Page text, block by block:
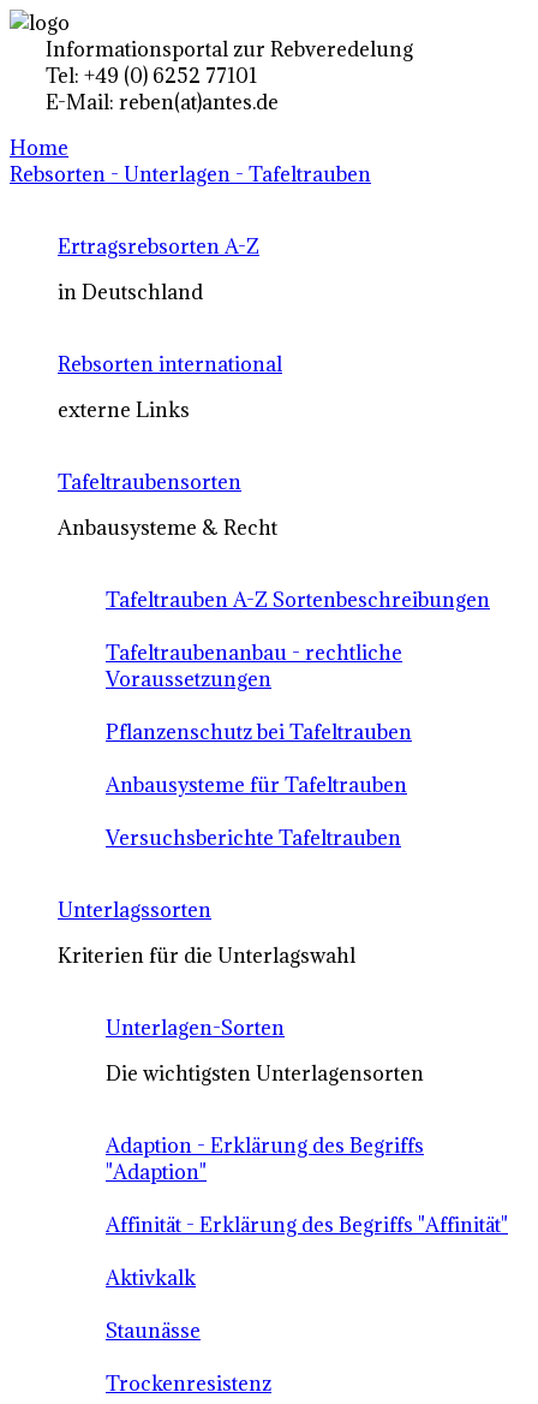
Informationsportal zur Rebveredelung
Tel: +49 (0) 6252 77101
E-Mail: reben(at)antes.de
Home
Rebsorten - Unterlagen - Tafeltrauben
Ertragsrebsorten A-Z
in Deutschland
Rebsorten international
externe Links
Tafeltraubensorten
Anbausysteme & Recht
Tafeltrauben A-Z Sortenbeschreibungen
Tafeltraubenanbau - rechtliche
Voraussetzungen
Pflanzenschutz bei Tafeltrauben
Anbausysteme für Tafeltrauben
Versuchsberichte Tafeltrauben
Unterlagssorten
Kriterien für die Unterlagswahl
Unterlagen-Sorten
Die wichtigsten Unterlagensorten
Adaption - Erklärung des Begriffs
"Adaption"
Affinität - Erklärung des Begriffs "Affinität"
Aktivkalk
Staunässe
Trockenresistenz